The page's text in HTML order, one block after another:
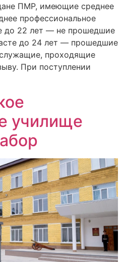
ПМР, имеющие среднее
профессиональное
до 22 лет — не прошедшие
до 24 лет — прошедшие
проходящие
При поступлении
училище